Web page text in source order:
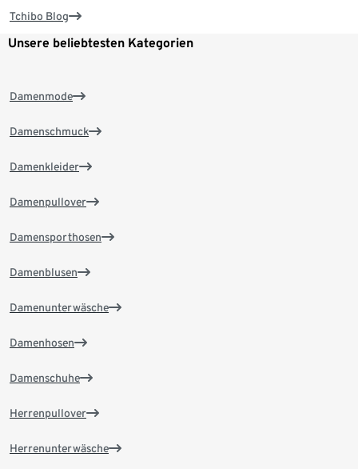
Tchibo Blog
Unsere beliebtesten Kategorien
Damenmode
Damenschmuck
Damenkleider
Damenpullover
Damensporthosen
Damenblusen
Damenunterwäsche
Damenhosen
Damenschuhe
Herrenpullover
Herrenunterwäsche